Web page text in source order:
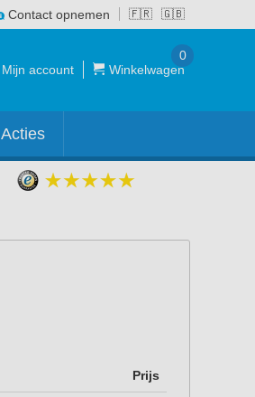
🇫🇷 🇬🇧
Contact opnemen
Mijn account Winkelwagen
0
Acties
Prijs